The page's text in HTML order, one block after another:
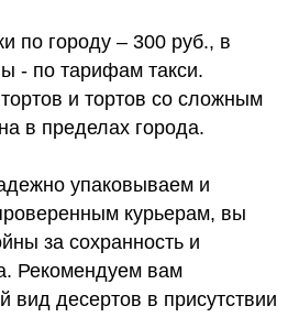
по городу – 300 руб., в
- по тарифам такси.
и тортов со сложным
в пределах города.
упаковываем и
курьерам, вы
за сохранность и
Рекомендуем вам
вид десертов в присутствии